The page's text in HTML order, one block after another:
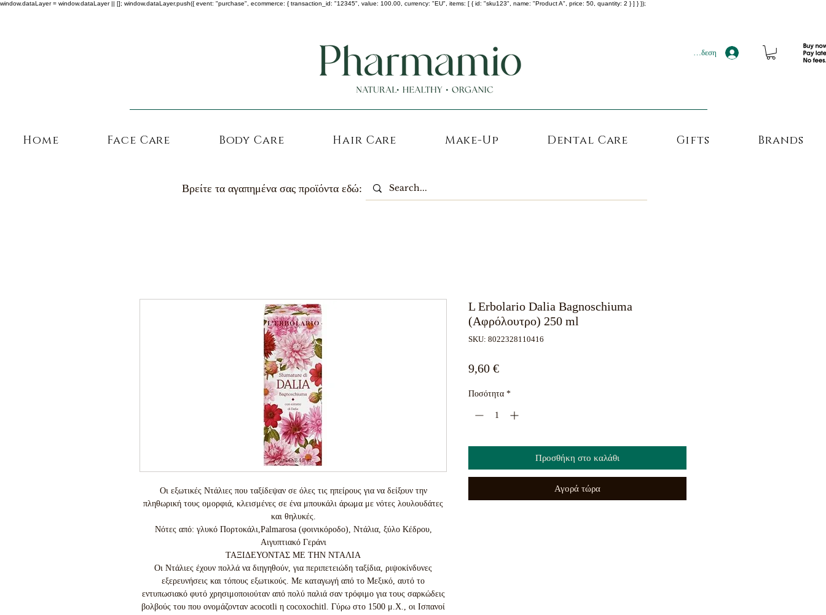
window.dataLayer = window.dataLayer || []; window.dataLayer.push({ event: "purchase", ecommerce: { transaction_id: "12345", value: 100.00, currency: "EU", items: [ { id: "sku123", name: "Product A", price: 50, quantity: 2 } ] } });
Σύνδεση
Home Face Care Body Care Hair Care Make-Up Dental Care Gifts Brands
Βρείτε τα αγαπημένα σας προϊόντα εδώ:
Οι εξωτικές Ντάλιες που ταξίδεψαν σε όλες τις ηπείρους για να δείξουν την
πληθωρική τους ομορφιά, κλεισμένες σε ένα μπουκάλι άρωμα με νότες λουλουδάτες
και θηλυκές.
Νότες από: γλυκό Πορτοκάλι,Palmarosa (φοινικόροδο), Ντάλια, ξύλο Κέδρου,
Αιγυπτιακό Γεράνι
ΤΑΞΙΔΕΥΟΝΤΑΣ ΜΕ ΤΗΝ ΝΤΑΛΙΑ
Οι Ντάλιες έχουν πολλά να διηγηθούν, για περιπετειώδη ταξίδια, ριψοκίνδυνες
εξερευνήσεις και τόπους εξωτικούς. Με καταγωγή από το Μεξικό, αυτό το
εντυπωσιακό φυτό χρησιμοποιούταν από πολύ παλιά σαν τρόφιμο για τους σαρκώδεις
βολβούς του που ονομάζονταν acocotli η cocoxochitl. Γύρω στο 1500 μ.Χ., οι Ισπανοί
L Erbolario Dalia Bagnoschiuma
(Αφρόλουτρο) 250 ml
SKU: 8022328110416
9,60 €Τιμή
Ποσότητα *
Προσθήκη στο καλάθι
Αγορά τώρα